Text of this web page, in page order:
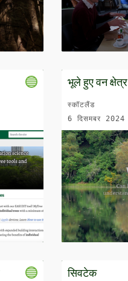
भूले हुए वन क्षेत्र
स्कॉटलैंड
6 दिसमबर 2024
सिवटेक